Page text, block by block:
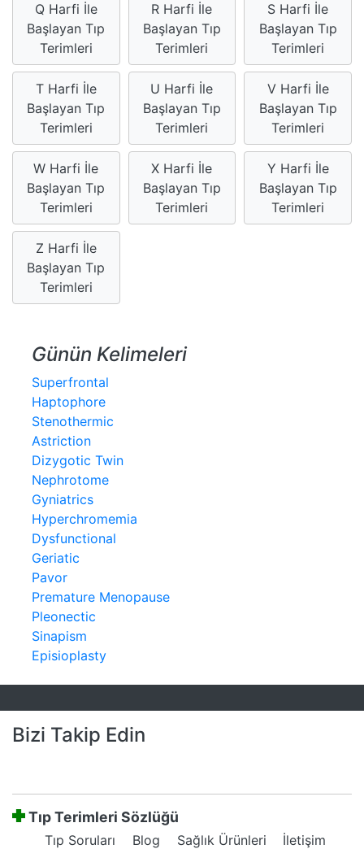
Q Harfi İle
Başlayan Tıp
Terimleri
R Harfi İle
Başlayan Tıp
Terimleri
S Harfi İle
Başlayan Tıp
Terimleri
T Harfi İle
Başlayan Tıp
Terimleri
U Harfi İle
Başlayan Tıp
Terimleri
V Harfi İle
Başlayan Tıp
Terimleri
W Harfi İle
Başlayan Tıp
Terimleri
X Harfi İle
Başlayan Tıp
Terimleri
Y Harfi İle
Başlayan Tıp
Terimleri
Z Harfi İle
Başlayan Tıp
Terimleri
Günün Kelimeleri
Superfrontal
Haptophore
Stenothermic
Astriction
Dizygotic Twin
Nephrotome
Gyniatrics
Hyperchromemia
Dysfunctional
Geriatic
Pavor
Premature Menopause
Pleonectic
Sinapism
Episioplasty
Bizi Takip Edin
Tıp Terimleri Sözlüğü
Tıp Soruları Blog Sağlık Ürünleri İletişim